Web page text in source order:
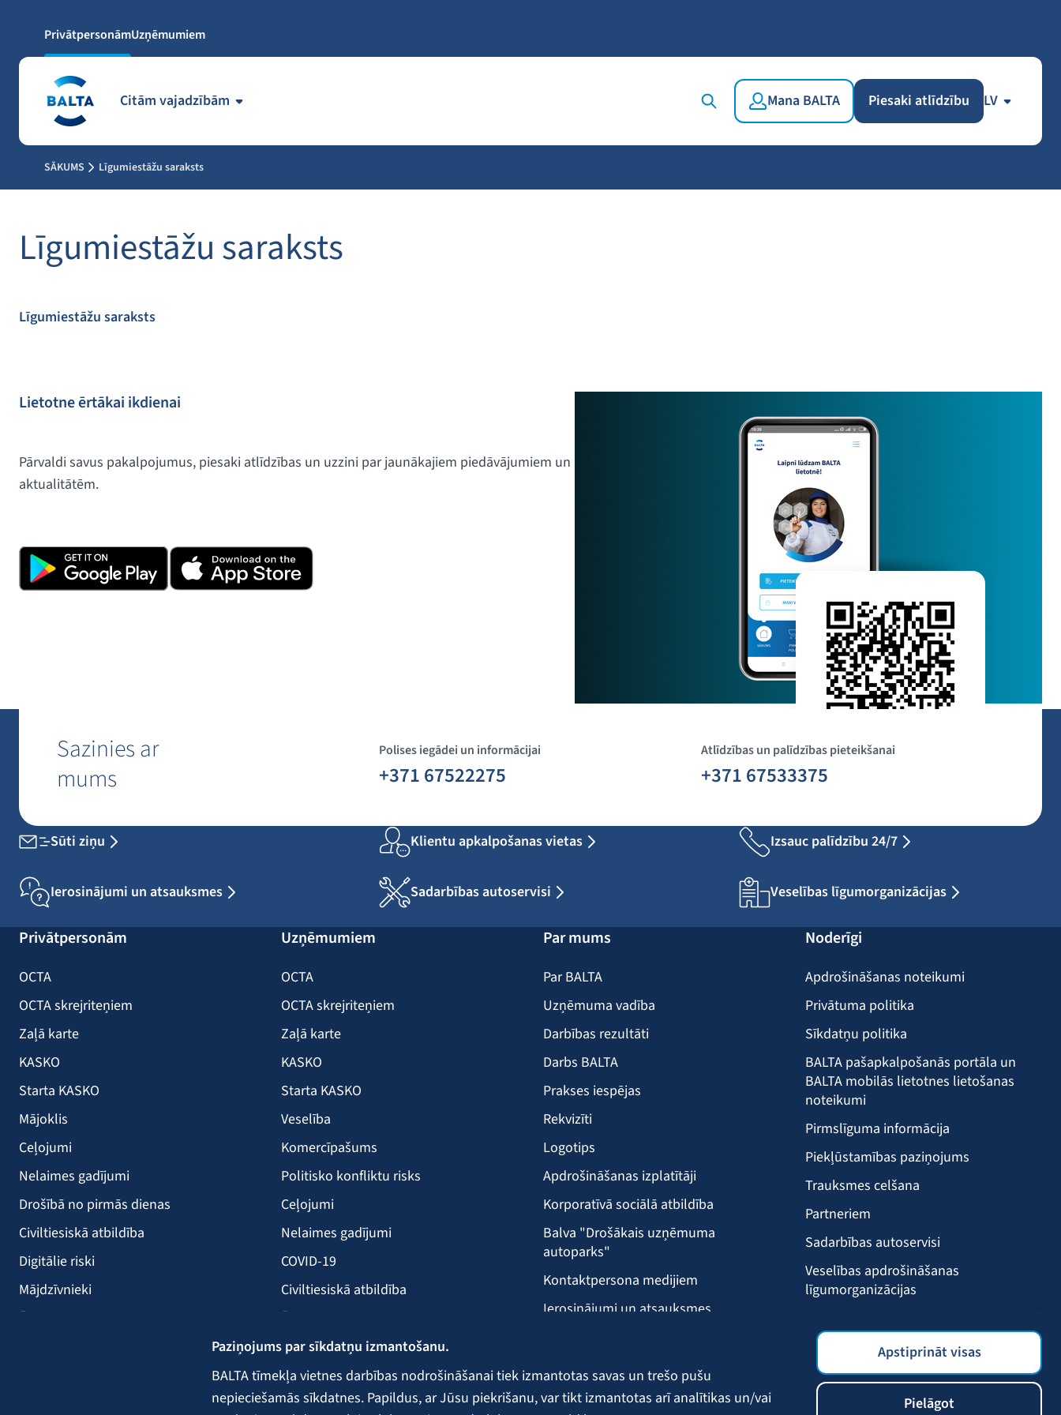
Paziņojums par sīkdatņu izmantošanu.
BALTA tīmekļa vietnes darbības nodrošināšanai tiek izmantotas savas un trešo pušu
nepieciešamās sīkdatnes. Papildus, ar Jūsu piekrišanu, var tikt izmantotas arī analītikas un/vai
Apstiprināt visas
Pielāgot
PrivātpersonāmUzņēmumiem
Citām vajadzībām Mana BALTA Piesaki atlīdzību LV
SĀKUMS Līgumiestāžu saraksts
Līgumiestāžu saraksts
Līgumiestāžu saraksts
Lietotne ērtākai ikdienai
Pārvaldi savus pakalpojumus, piesaki atlīdzības un uzzini par jaunākajiem piedāvājumiem un
aktualitātēm.
Sazinies ar
mums
Polises iegādei un informācijai
+371 67522275
Atlīdzības un palīdzības pieteikšanai
+371 67533375
Sūti ziņu Klientu apkalpošanas vietas Izsauc palīdzību 24/7
Ierosinājumi un atsauksmes Sadarbības autoservisi Veselības līgumorganizācijas
Privātpersonām
OCTA
OCTA skrejriteņiem
Zaļā karte
KASKO
Starta KASKO
Mājoklis
Ceļojumi
Nelaimes gadījumi
Drošībā no pirmās dienas
Civiltiesiskā atbildība
Digitālie riski
Mājdzīvnieki
Ērces
Uzņēmumiem
OCTA
OCTA skrejriteņiem
Zaļā karte
KASKO
Starta KASKO
Veselība
Komercīpašums
Politisko konfliktu risks
Ceļojumi
Nelaimes gadījumi
COVID-19
Civiltiesiskā atbildība
Ērces
Būvniecība
Lauksaimniecība
Kravas
Par mums
Par BALTA
Uzņēmuma vadība
Darbības rezultāti
Darbs BALTA
Prakses iespējas
Rekvizīti
Logotips
Apdrošināšanas izplatītāji
Korporatīvā sociālā atbildība
Balva "Drošākais uzņēmuma
autoparks"
Kontaktpersona medijiem
Ierosinājumi un atsauksmes
Noderīgi
Apdrošināšanas noteikumi
Privātuma politika
Sīkdatņu politika
BALTA pašapkalpošanās portāla un
BALTA mobilās lietotnes lietošanas
noteikumi
Pirmslīguma informācija
Piekļūstamības paziņojums
Trauksmes celšana
Partneriem
Sadarbības autoservisi
Veselības apdrošināšanas
līgumorganizācijas
BALTA mobilā lietotne
Klientu labumi